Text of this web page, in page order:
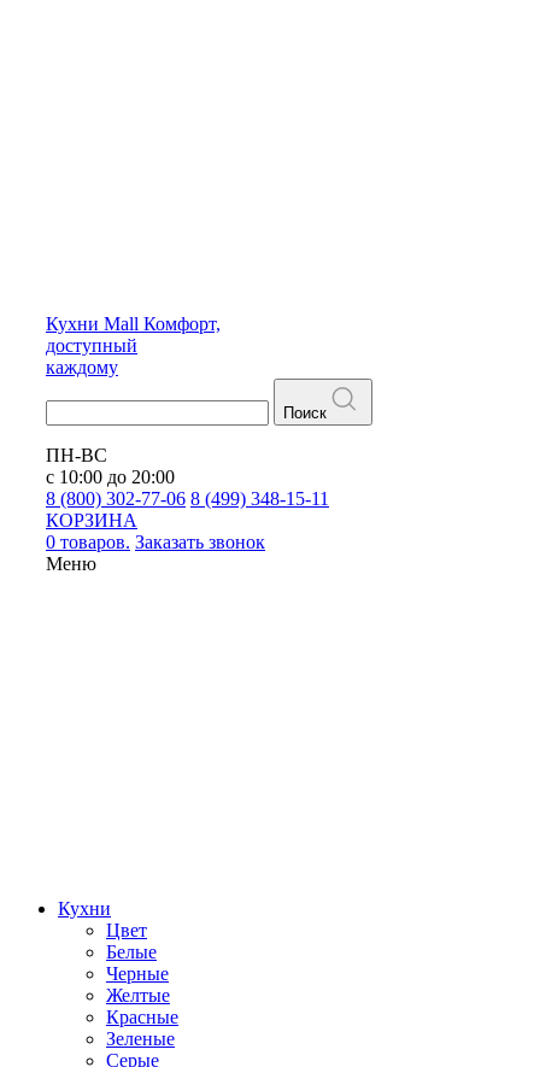
Кухни Mall Комфорт,
доступный
каждому
Поиск
ПН-ВС
с 10:00 до 20:00
8 (800) 302-77-06 8 (499) 348-15-11
КОРЗИНА
0 товаров. Заказать звонок
Меню
Кухни
Цвет
Белые
Черные
Желтые
Красные
Зеленые
Серые